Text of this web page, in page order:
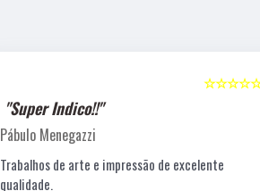
☆☆☆☆☆
"Super Indico!!"
Pábulo Menegazzi
Trabalhos de arte e impressão de excelente
qualidade.